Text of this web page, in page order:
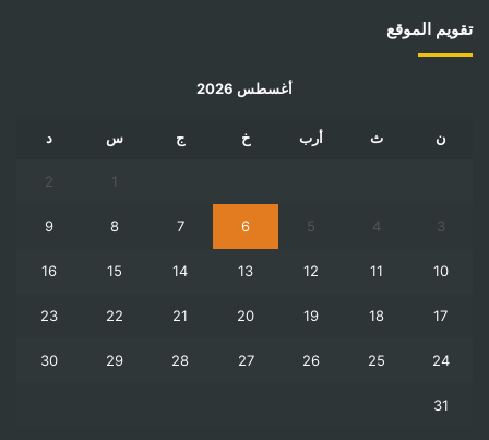
تقويم الموقع
أغسطس 2026
ن ث أرب خ ج س د
1
2
3
4
5
6
7
8
9
10
11
12
13
14
15
16
17
18
19
20
21
22
23
24
25
26
27
28
29
30
31